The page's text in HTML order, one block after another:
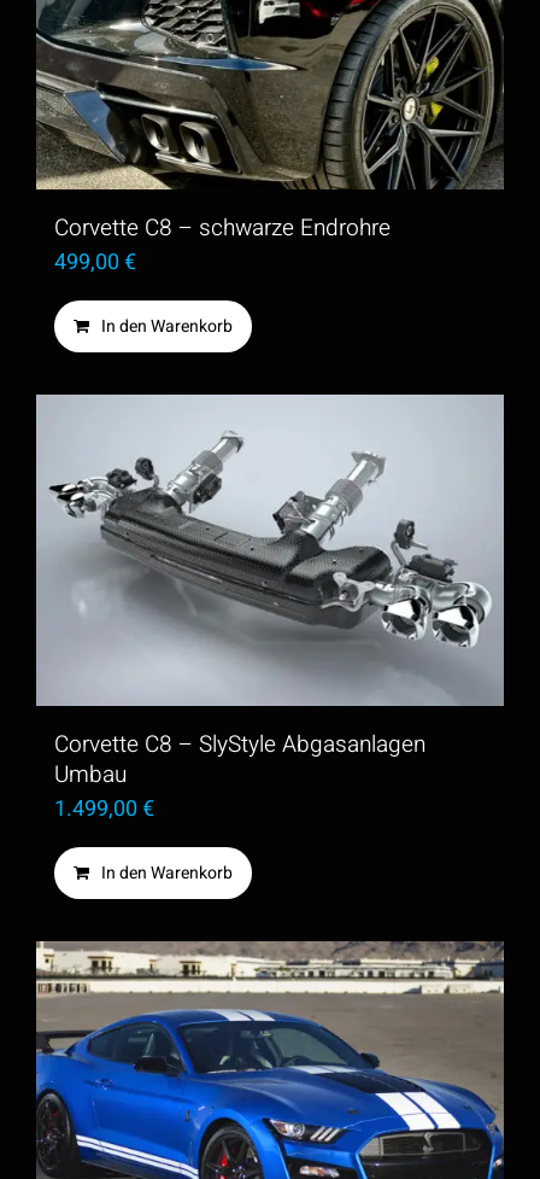
auf.
Die
Optionen
können
auf
der
gewählt
werden
Corvette C8 – schwarze Endrohre
499,00€
In den Warenkorb
Corvette C8 – SlyStyle Abgasanlagen
Umbau
1.499,00€
In den Warenkorb